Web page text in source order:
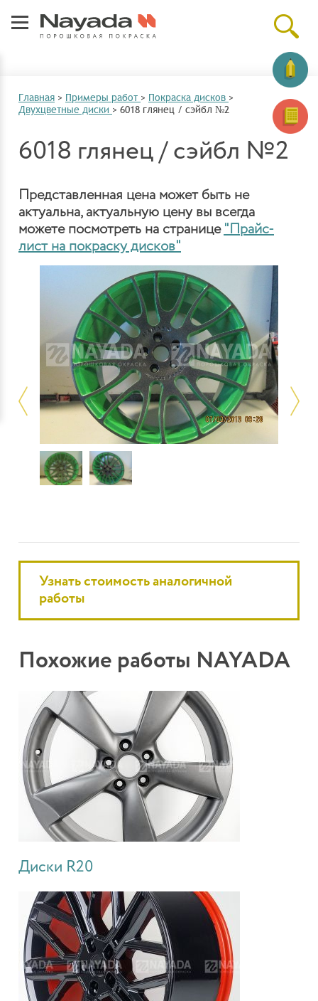
Главная > Примеры работ > Покраска дисков >
Двухцветные диски > 6018 глянец / сэйбл №2
6018 глянец / сэйбл №2
Представленная цена может быть не
актуальна, актуальную цену вы всегда
можете посмотреть на странице "Прайс-
лист на покраску дисков"
Узнать стоимость аналогичной
работы
Похожие работы NAYADA
Диски R20